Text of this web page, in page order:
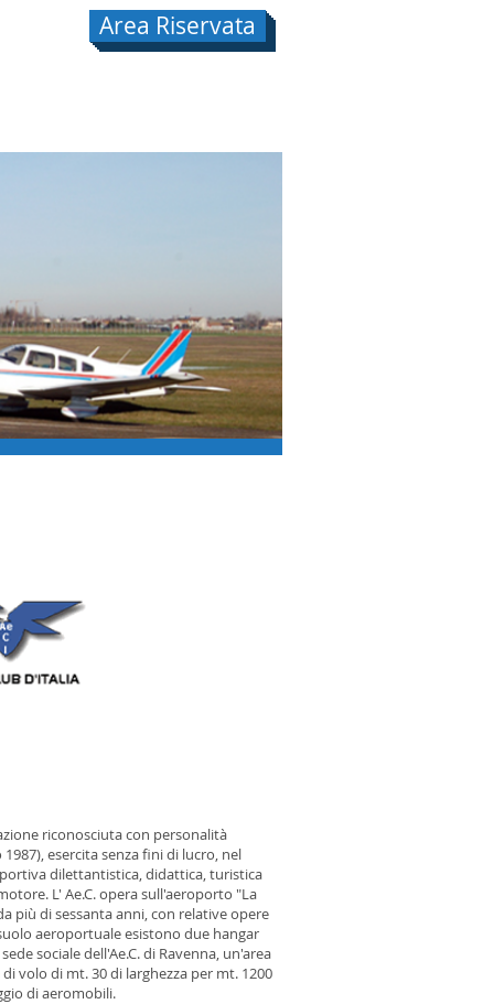
Area Riservata
riconosciuta con personalità
esercita senza fini di lucro, nel
dilettantistica, didattica, turistica
L' Ae.C. opera sull'aeroporto "La
più di sessanta anni, con relative opere
aeroportuale esistono due hangar
sociale dell'Ae.C. di Ravenna, un'area
volo di mt. 30 di larghezza per mt. 1200
di aeromobili.